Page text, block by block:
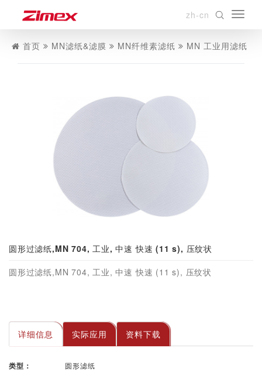
zh-cn
首页 MN滤纸&滤膜 MN纤维素滤纸 MN 工业用滤纸
圆形过滤纸,MN 704, 工业, 中速 快速 (11 s), 压纹状
圆形过滤纸,MN 704, 工业, 中速 快速 (11 s), 压纹状
详细信息 实际应用 资料下载
类型： 圆形滤纸